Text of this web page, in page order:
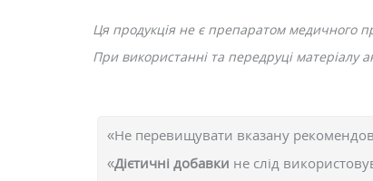
Ця продукція не є препаратом медичного
При використанні та передруці матеріалу
«Не перевищувати вказану
«Дієтичні добавки не слід